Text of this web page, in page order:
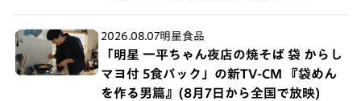
2026.08.07明星食品
「明星 一平ちゃん夜店の焼そば 袋 からし
マヨ付 5食パック」の新TV-CM 『袋めん
を作る男篇』(8月7日から全国で放映)